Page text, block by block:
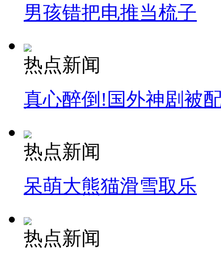
男孩错把电推当梳子
热点新闻
真心醉倒!国外神剧被
热点新闻
呆萌大熊猫滑雪取乐
热点新闻